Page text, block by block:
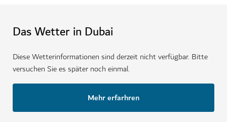
Das Wetter in Dubai
Diese Wetterinformationen sind derzeit nicht verfügbar. Bitte
versuchen Sie es später noch einmal.
Mehr erfarhren